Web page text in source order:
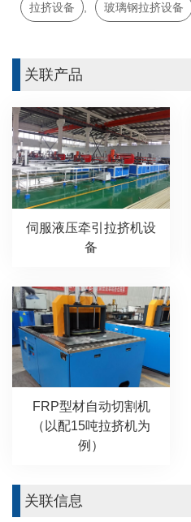
拉挤设备 玻璃钢拉挤设备
关联产品
伺服液压牵引拉挤机设
备
FRP型材自动切割机
（以配15吨拉挤机为
例）
关联信息